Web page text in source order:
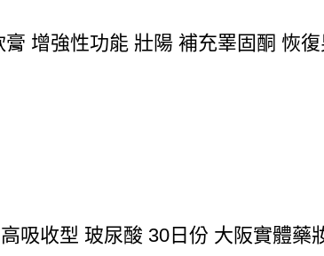
增強性功能 壯陽 補充睪固酮 恢
吸收型 玻尿酸 30日份 大阪實體藥